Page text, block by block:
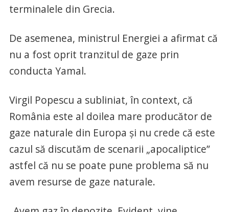
terminalele din Grecia.
De asemenea, ministrul Energiei a afirmat că
nu a fost oprit tranzitul de gaze prin
conducta Yamal.
Virgil Popescu a subliniat, în context, că
România este al doilea mare producător de
gaze naturale din Europa şi nu crede că este
cazul să discutăm de scenarii „apocaliptice”
astfel că nu se poate pune problema să nu
avem resurse de gaze naturale.